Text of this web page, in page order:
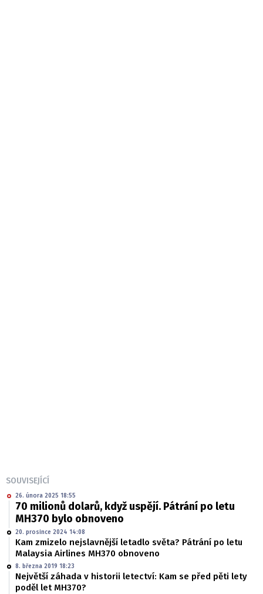
SOUVISEJÍCÍ
26. února 2025 18:55
70 milionů dolarů, když uspějí. Pátrání po letu
MH370 bylo obnoveno
20. prosince 2024 14:08
Kam zmizelo nejslavnější letadlo světa? Pátrání po letu
Malaysia Airlines MH370 obnoveno
8. března 2019 18:23
Největší záhada v historii letectví: Kam se před pěti lety
poděl let MH370?